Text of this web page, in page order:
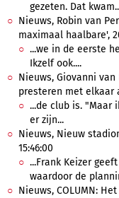
gezeten. Dat
Nieuws, Robin van
maximaal haalbare',
...we in de eerste
Ikzelf ook....
Nieuws, Giovanni
presteren met elkaar
...de club is. "Maar
er zijn...
Nieuws, Nieuw
15:46:00
...Frank Keizer
waardoor de
Nieuws, COLUMN: